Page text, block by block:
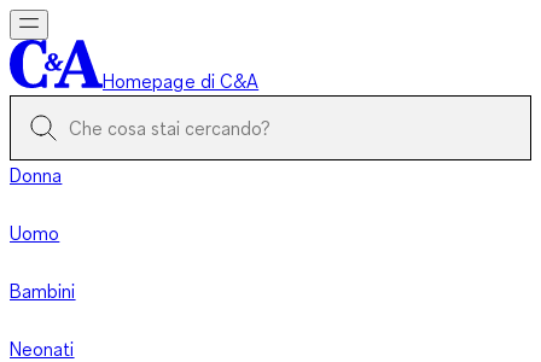
Homepage di C&A
Donna
Uomo
Bambini
Neonati